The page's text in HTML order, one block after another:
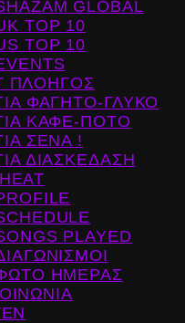
GLOBAL
TOP 10
TOP 10
ΠΛΟΗΓΟΣ
ΦΑΓΗΤΟ-ΓΛΥΚΟ
ΚΑΦΕ-ΠΟΤΟ
ΣΕΝΑ !
ΔΙΑΣΚΕΔΑΣΗ
PLAYED
ΗΜΕΡΑΣ